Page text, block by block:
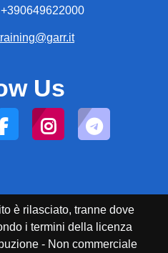
Us
è rilasciato, tranne dove
i termini della licenza
- Non commerciale